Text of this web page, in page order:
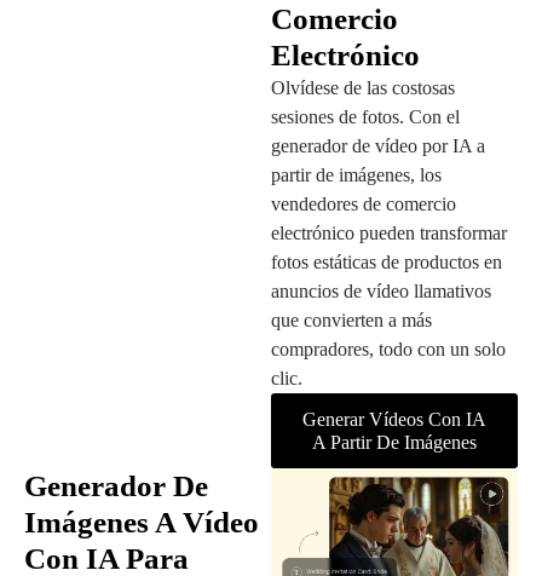
Comercio
Electrónico
Olvídese de las costosas
sesiones de fotos. Con el
generador de vídeo por IA a
partir de imágenes, los
vendedores de comercio
electrónico pueden transformar
fotos estáticas de productos en
anuncios de vídeo llamativos
que convierten a más
compradores, todo con un solo
clic.
Generar Vídeos Con IA
A Partir De Imágenes
Generador De
Imágenes A Vídeo
Con IA Para